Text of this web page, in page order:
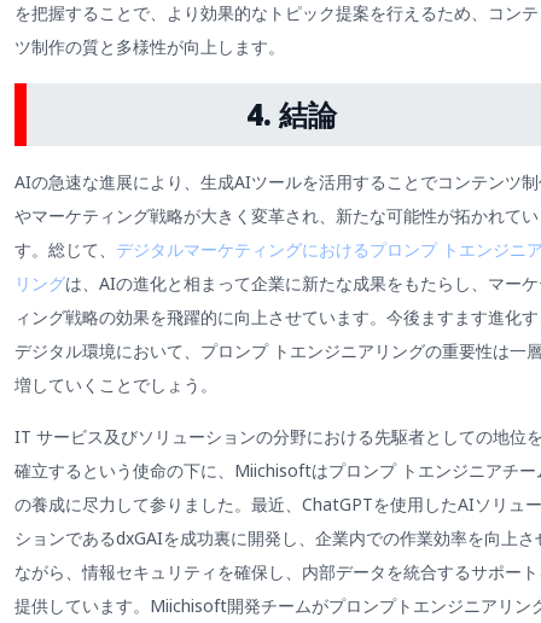
を把握することで、より効果的なトピック提案を行えるため、コン
ツ制作の質と多様性が向上します。
4. 結論
AIの急速な進展により、生成AIツールを活用することでコンテンツ
やマーケティング戦略が大きく変革され、新たな可能性が拓かれて
す。総じて、 デジタルマーケティングにおけるプロンプ トエンジニ
リングは、AIの進化と相まって企業に新たな成果をもたらし、マー
ィング戦略の効果を飛躍的に向上させています。今後ますます進化
デジタル環境において、プロンプ トエンジニアリングの重要性は一
増していくことでしょう。
IT サービス及びソリューションの分野における先駆者としての地位
確立するという使命の下に、Miichisoftはプロンプ トエンジニアチー
の養成に尽力して参りました。最近、ChatGPTを使用したAIソリュー
ションであるdxGAIを成功裏に開発し、企業内での作業効率を向上さ
ながら、情報セキュリティを確保し、内部データを統合するサポー
提供しています。Miichisoft開発チームがプロンプトエンジニアリン